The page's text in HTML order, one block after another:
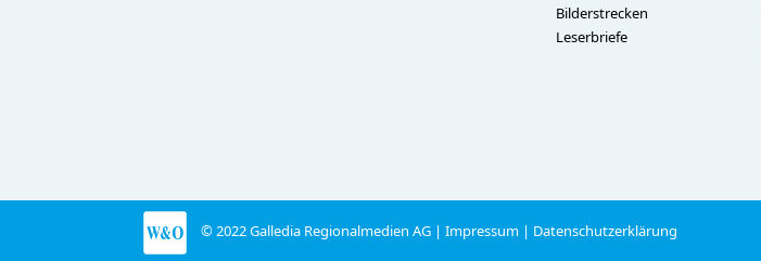
Bilderstrecken
Leserbriefe
© 2022 Galledia Regionalmedien AG | Impressum | Datenschutzerklärung